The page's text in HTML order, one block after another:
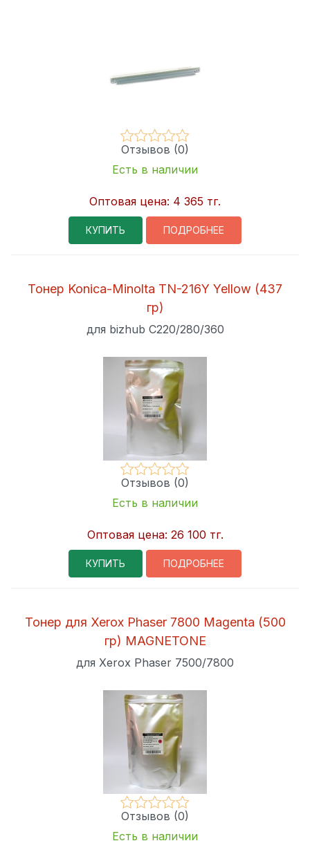
Отзывов (0)
Есть в наличии
Оптовая цена: 4 365 тг.
КУПИТЬ ПОДРОБНЕЕ
Тонер Konica-Minolta TN-216Y Yellow (437
гр)
для bizhub C220/280/360
Отзывов (0)
Есть в наличии
Оптовая цена: 26 100 тг.
КУПИТЬ ПОДРОБНЕЕ
Тонер для Xerox Phaser 7800 Magenta (500
гр) MAGNETONE
для Xerox Phaser 7500/7800
Отзывов (0)
Есть в наличии